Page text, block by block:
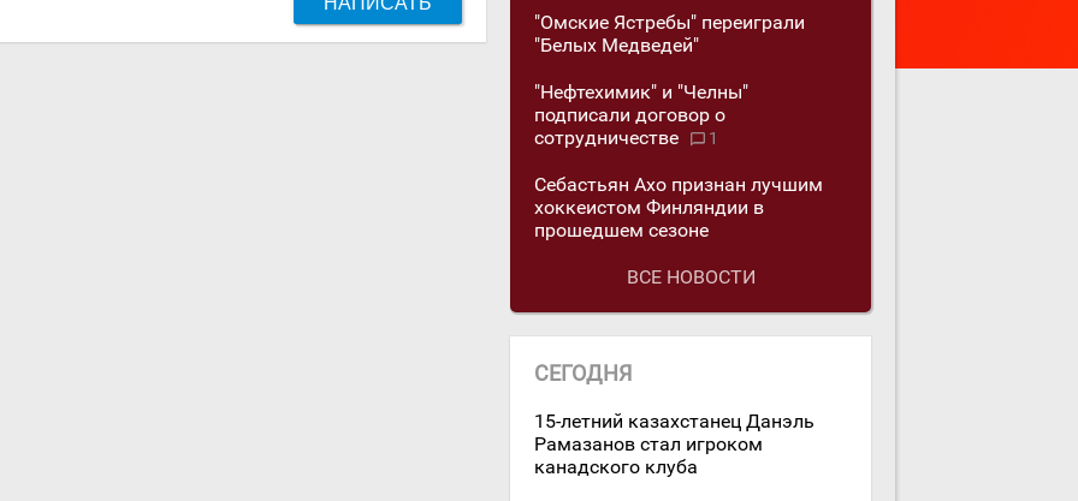
"Омские Ястребы" переиграли
"Белых Медведей"
"Нефтехимик" и "Челны"
подписали договор о
сотрудничестве
1
Себастьян Ахо признан лучшим
хоккеистом Финляндии в
прошедшем сезоне
ВСЕ НОВОСТИ
СЕГОДНЯ
15-летний казахстанец Данэль
Рамазанов стал игроком
канадского клуба